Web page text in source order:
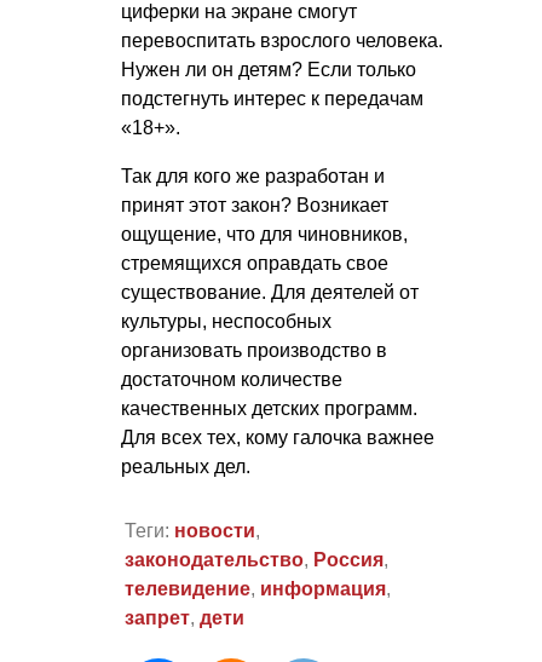
циферки на экране смогут
перевоспитать взрослого человека.
Нужен ли он детям? Если только
подстегнуть интерес к передачам
«18+».
Так для кого же разработан и
принят этот закон? Возникает
ощущение, что для чиновников,
стремящихся оправдать свое
существование. Для деятелей от
культуры, неспособных
организовать производство в
достаточном количестве
качественных детских программ.
Для всех тех, кому галочка важнее
реальных дел.
Теги: новости,
законодательство, Россия,
телевидение, информация,
запрет, дети